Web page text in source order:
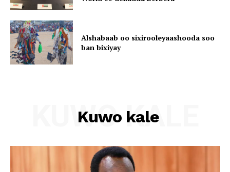
Alshabaab oo sixirooleyaashooda soo
ban bixiyay
Kuwo kale
KUWO KALE